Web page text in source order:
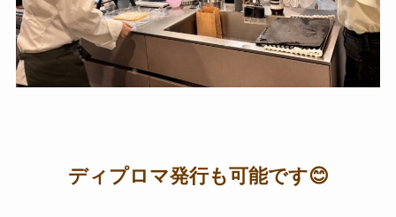
ディプロマ発行も可能です😊